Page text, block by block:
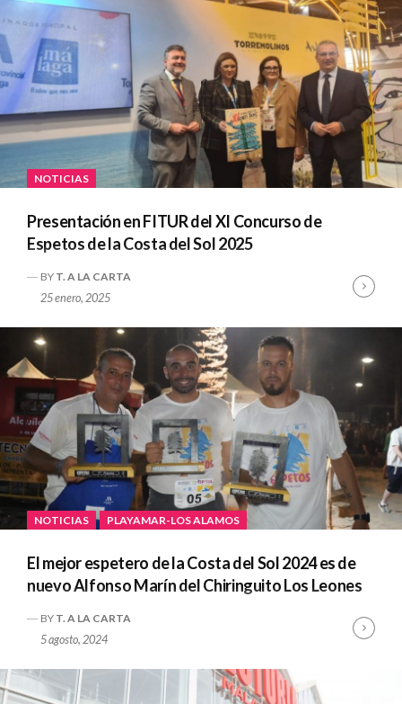
NOTICIAS
Presentación en FITUR del XI Concurso de
Espetos de la Costa del Sol 2025
BY T. A LA CARTA
25 enero, 2025
NOTICIAS PLAYAMAR-LOS ALAMOS
El mejor espetero de la Costa del Sol 2024 es de
nuevo Alfonso Marín del Chiringuito Los Leones
BY T. A LA CARTA
5 agosto, 2024